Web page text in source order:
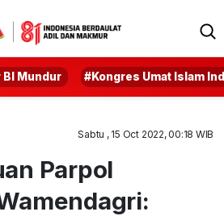
Mundur #Kongres Umat Islam
Sabtu , 15 Oct 2022, 00:18 WIB
Parpol